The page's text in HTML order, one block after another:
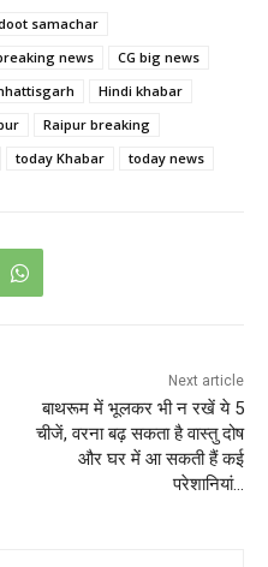
samachar
news
CG big news
Hindi khabar
Raipur breaking
today Khabar today news
Next article
बाथरूम में भूलकर भी न रखें ये 5
चीजें, वरना बढ़ सकता है वास्तु दोष
और घर में आ सकती हैं कई
परेशानियां…